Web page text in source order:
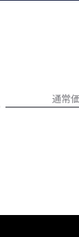
人気記事ランキング
フォーカスブランド
通常